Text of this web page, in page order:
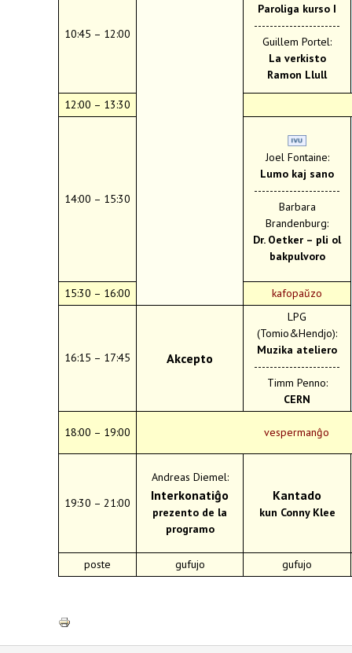
10:45 – 12:00
Paroliga kurso I
----------------------
Guillem Portel:
La verkisto
Ramon Llull
12:00 – 13:30
14:00 – 15:30
Joel Fontaine:
Lumo kaj sano
----------------------
Barbara
Brandenburg:
Dr. Oetker – pli ol
bakpulvoro
15:30 – 16:00 kafopaŭzo
16:15 – 17:45 Akcepto
LPG
(Tomio&Hendjo):
Muzika ateliero
----------------------
Timm Penno:
CERN
18:00 – 19:00 vespermanĝo
19:30 – 21:00
Andreas Diemel:
Interkonatiĝo
prezento de la
programo
Kantado
kun Conny Klee
poste gufujo gufujo